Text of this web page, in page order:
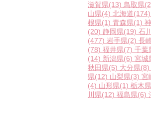
滋賀県(13) 鳥取県
山県(4) 北海道(174)
根県(1) 青森県(1)
(20) 静岡県(19) 石
(477) 岩手県(2) 長
(78) 福井県(7) 千葉
(14) 新潟県(6) 宮城
秋田県(5) 大分県(8)
県(12) 山梨県(3) 宮
(4) 山形県(1) 栃木県
川県(12) 福島県(6)